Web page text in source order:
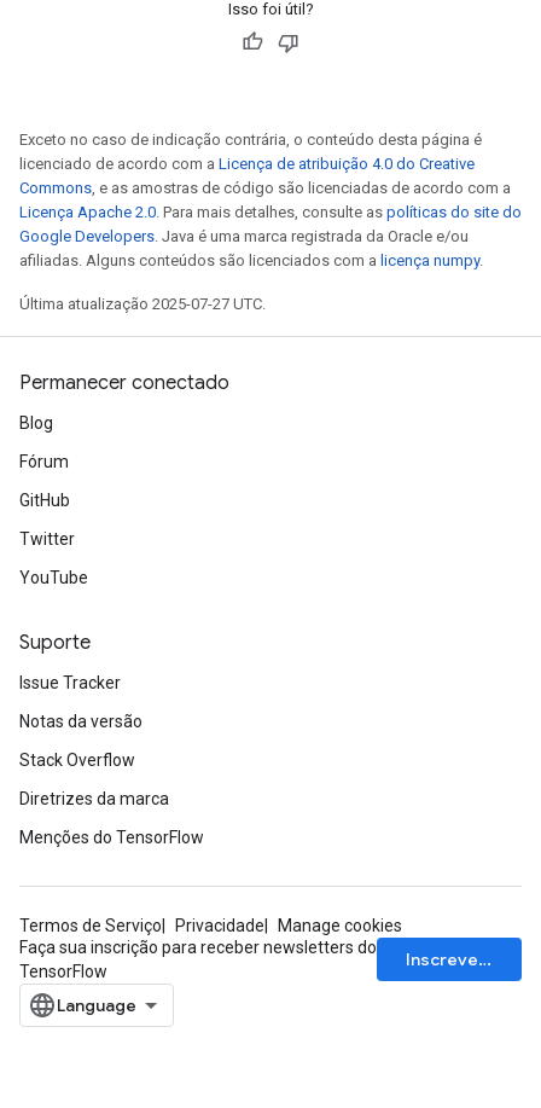
Isso foi útil?
Exceto no caso de indicação contrária, o conteúdo desta página é
licenciado de acordo com a Licença de atribuição 4.0 do Creative
Commons, e as amostras de código são licenciadas de acordo com a
Licença Apache 2.0. Para mais detalhes, consulte as políticas do site do
Google Developers. Java é uma marca registrada da Oracle e/ou
afiliadas. Alguns conteúdos são licenciados com a licença numpy.
Última atualização 2025-07-27 UTC.
Permanecer conectado
Blog
Fórum
GitHub
Twitter
YouTube
Suporte
Issue Tracker
Notas da versão
Stack Overflow
Diretrizes da marca
Menções do TensorFlow
Termos de Serviço Privacidade
Manage cookies
Faça sua inscrição para receber newsletters do
TensorFlow
Inscrever-se